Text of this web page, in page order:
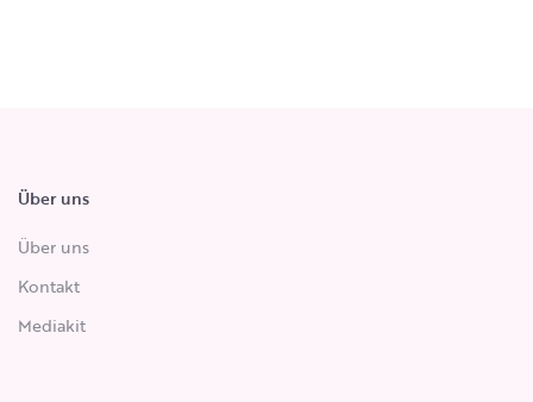
Über uns
Über uns
Kontakt
Mediakit